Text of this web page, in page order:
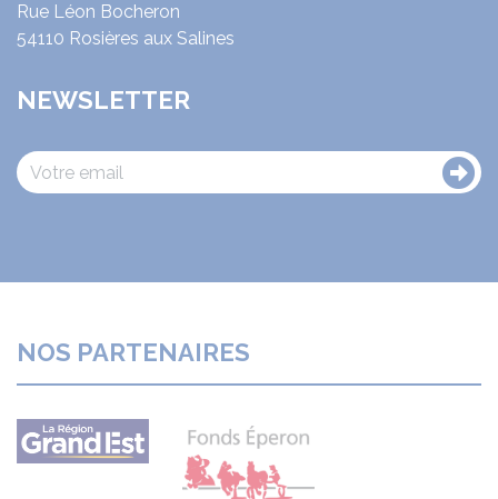
Rue Léon Bocheron
54110 Rosières aux Salines
NEWSLETTER
NOS PARTENAIRES